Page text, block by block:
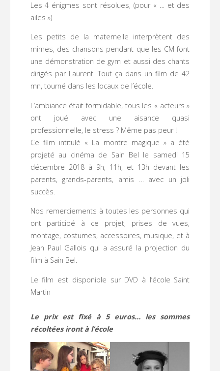
Les 4 énigmes sont résolues, (pour « … et des
ailes »)
Les petits de la maternelle interprètent des
mimes, des chansons pendant que les CM font
une démonstration de gym et aussi des chants
dirigés par Laurent. Tout ça dans un film de 42
mn, tourné dans les locaux de l’école.
L’ambiance était formidable, tous les « acteurs »
ont joué avec une aisance quasi
professionnelle, le stress ? Même pas peur !
Ce film intitulé « La montre magique » a été
projeté au cinéma de Sain Bel le samedi 15
décembre 2018 à 9h, 11h, et 13h devant les
parents, grands-parents, amis … avec un joli
succès.
Nos remerciements à toutes les personnes qui
ont participé à ce projet, prises de vues,
montage, costumes, accessoires, musique, et à
Jean Paul Gallois qui a assuré la projection du
film à Sain Bel.
Le film est disponible sur DVD à l’école Saint
Martin
Le prix est fixé à 5 euros… les sommes
récoltées iront à l’école